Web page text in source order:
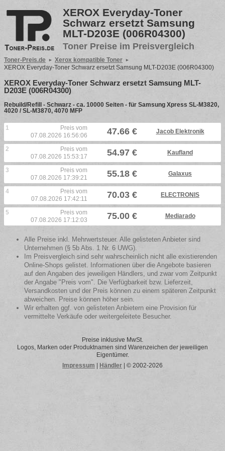
XEROX Everyday-Toner
Schwarz ersetzt Samsung
MLT-D203E (006R04300)
Toner Preise im Preisvergleich
Toner-Preis.de
Xerox kompatible Toner
XEROX Everyday-Toner Schwarz ersetzt Samsung MLT-D203E (006R04300)
XEROX Everyday-Toner Schwarz ersetzt Samsung MLT-
D203E (006R04300)
Rebuild/Refill - Schwarz - ca. 10000 Seiten - für Samsung Xpress SL-M3820,
4020 / SL-M3870, 4070 MFP
1
Preis vom
07.08.2026 16:56:06
47.66 € Jacob Elektronik
2
Preis vom
07.08.2026 15:53:17
54.97 € Kaufland
3
Preis vom
07.08.2026 17:39:21
55.18 € Galaxus
4
Preis vom
07.08.2026 17:42:11
70.03 € ELECTRONIS
5
Preis vom
07.08.2026 17:12:03
75.00 € Mediarado
Alle Preise inkl. Mehrwertsteuer. Alle gelisteten Anbieter sind
Unternehmen (§ 5b Abs. 1 Nr. 6 UWG).
Im Preisvergleich sind sehr wahrscheinlich nicht alle existierenden
Online-Shops gelistet. Informationen über die Angebote basieren
auf den Angaben des jeweiligen Händlers, und zwar vom Zeitpunkt
der Angabe "Preis vom". Die Verfügbarkeit bzw. Lieferzeit,
Versandkosten und der Preis können zu einem späteren Zeitpunkt
abweichen. Preise können höher sein.
Wir erhalten ggf. von gelisteten Anbietern eine Provision für
vermittelte Verkäufe oder weitergeleitete Besucher.
Preise inklusive MwSt.
Logos, Marken oder Produktnamen sind Warenzeichen der jeweiligen
Eigentümer.
Impressum
Händler | © 2002-2026